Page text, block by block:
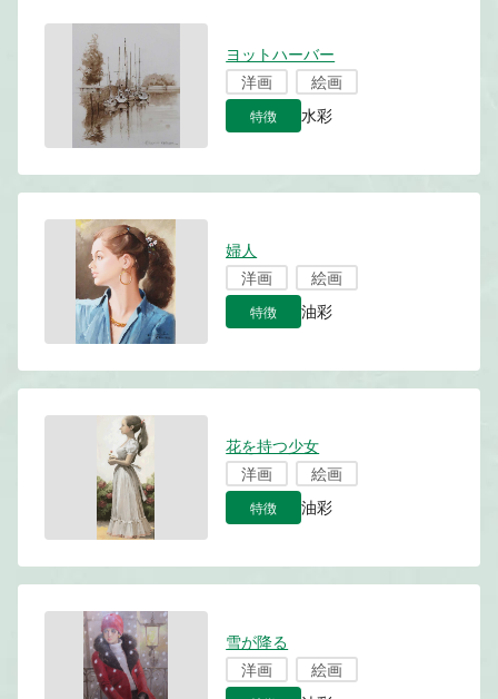
ヨットハーバー
洋画
絵画
特徴 水彩
婦人
洋画
絵画
特徴 油彩
花を持つ少女
洋画
絵画
特徴 油彩
雪が降る
洋画
絵画